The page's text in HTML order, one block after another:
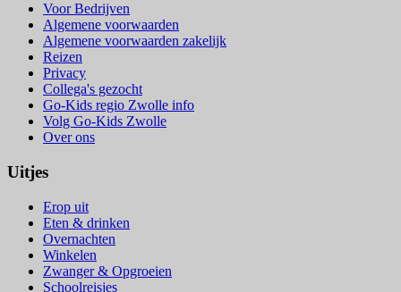
Voor Bedrijven
Algemene voorwaarden
Algemene voorwaarden zakelijk
Reizen
Privacy
Collega's gezocht
Go-Kids regio Zwolle info
Volg Go-Kids Zwolle
Over ons
Uitjes
Erop uit
Eten & drinken
Overnachten
Winkelen
Zwanger & Opgroeien
Schoolreisjes